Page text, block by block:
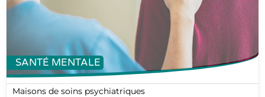
SANTÉ MENTALE
Maisons de soins psychiatriques